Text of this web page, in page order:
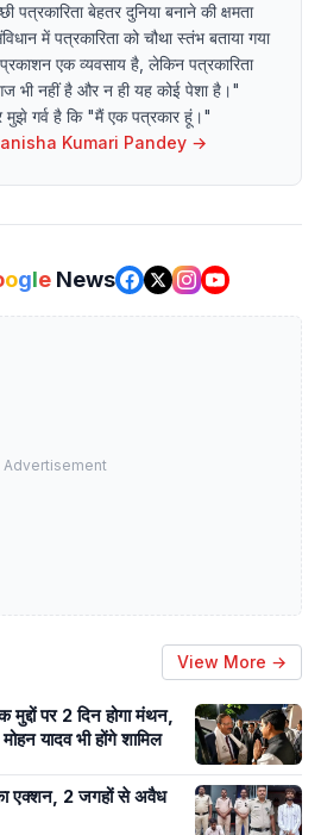
पत्रकारिता बेहतर दुनिया बनाने की क्षमता
में पत्रकारिता को चौथा स्तंभ बताया गया
एक व्यवसाय है, लेकिन पत्रकारिता
भी नहीं है और न ही यह कोई पेशा है।"
मुझे गर्व है कि "मैं एक पत्रकार हूं।"
Kumari Pandey →
ogle News
Advertisement
View More →
मुद्दों पर 2 दिन होगा मंथन,
यादव भी होंगे शामिल
एक्शन, 2 जगहों से अवैध